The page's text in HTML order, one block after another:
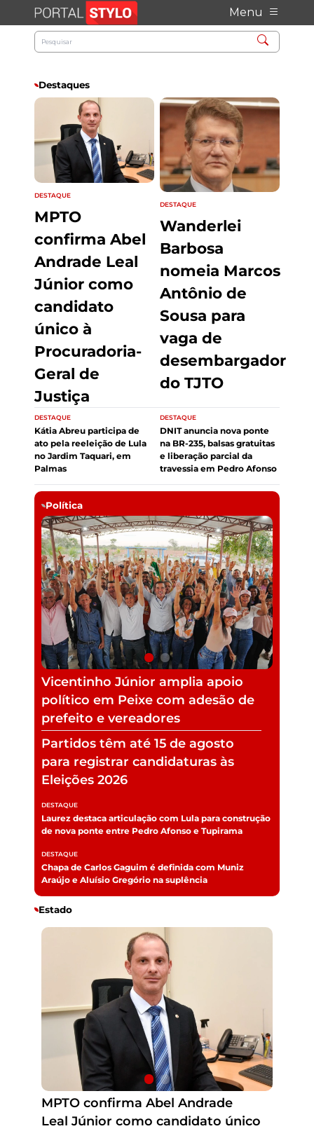
Menu
Destaques
DESTAQUE
MPTO
confirma Abel
Andrade Leal
Júnior como
candidato
único à
Procuradoria-
Geral de
Justiça
DESTAQUE
Wanderlei
Barbosa
nomeia Marcos
Antônio de
Sousa para
vaga de
desembargador
do TJTO
DESTAQUE
Kátia Abreu participa de
ato pela reeleição de Lula
no Jardim Taquari, em
Palmas
DESTAQUE
DNIT anuncia nova ponte
na BR-235, balsas gratuitas
e liberação parcial da
travessia em Pedro Afonso
Política
Partidos têm até 15 de agosto
para registrar candidaturas às
Eleições 2026
Vicentinho Júnior amplia apoio
político em Peixe com adesão de
prefeito e vereadores
DESTAQUE
Laurez destaca articulação com Lula para construção
de nova ponte entre Pedro Afonso e Tupirama
DESTAQUE
Chapa de Carlos Gaguim é definida com Muniz
Araújo e Aluísio Gregório na suplência
Estado
Wanderlei Barbosa nomeia
Marcos Antônio de Sousa para